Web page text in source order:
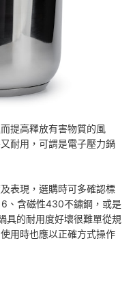
提高釋放有害物質的風
耐用，可謂是電子壓力鍋
表現，選購時可多確認標
、含磁性430不鏽鋼，或是
具的耐用度好壞很難單從規
用時也應以正確方式操作